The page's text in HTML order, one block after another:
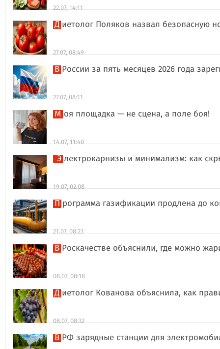
22.07, 14:11
Диетолог Поляков назвал безопасную
27.07, 08:49
В России за пять месяцев 2026 года
27.07, 08:11
Моя площадка — не сцена, а поле боя!
14.07, 11:40
Электрокарнизы и минимализм: как
19.07, 02:08
Программа газификации продлена до
21.07, 08:23
В Роскачестве объяснили, где можно
08.07, 08:18
Диетолог Кованова объяснила, как
08.07, 08:32
В РФ зарядные станции для